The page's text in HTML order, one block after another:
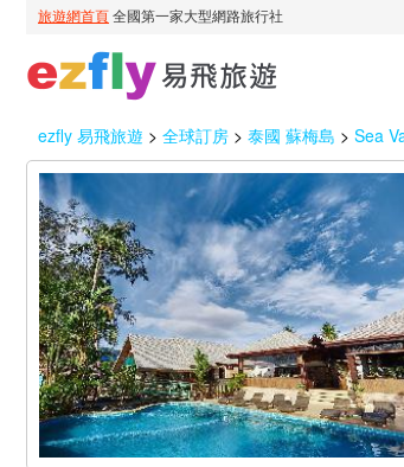
ezfly 易飛旅遊 > 全球訂房 > 泰國 蘇梅島 > Sea